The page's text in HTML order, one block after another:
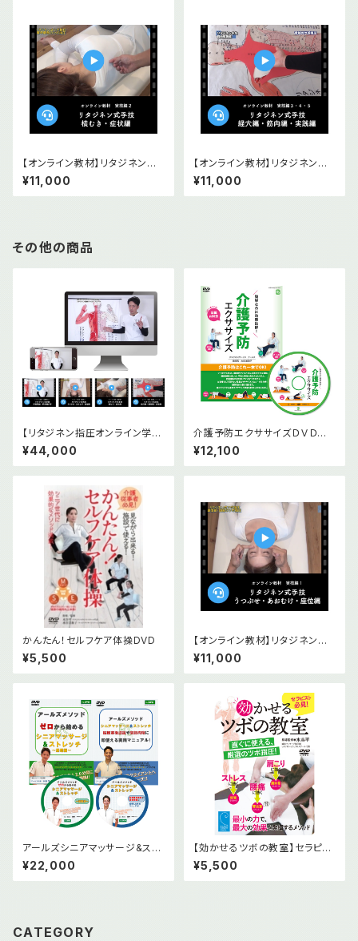
【オンライン教材】リタジネン指
圧 横むき・症状編
¥11,000
【オンライン教材】リタジネン指
圧 経穴編・筋肉編・実践編
¥11,000
その他の商品
【リタジネン指圧オンライン学習
コース】実技編5本基礎編2本セ
ット
¥44,000
介護予防エクササイズＤＶＤ版
＆オンライン版(小冊子付）
¥12,100
かんたん！セルフケア体操DVD
¥5,500
【オンライン教材】リタジネン指
圧 うつぶせ・あおむけ・座位編
¥11,000
アールズシニアマッサージ&スト
レッチ DVD版2本＆オンライン
版セット(テキスト１冊付)
¥22,000
【効かせるツボの教室】セラピス
ト必見、直ぐに使える厳選のツボ
指圧! [DVD]
¥5,500
CATEGORY